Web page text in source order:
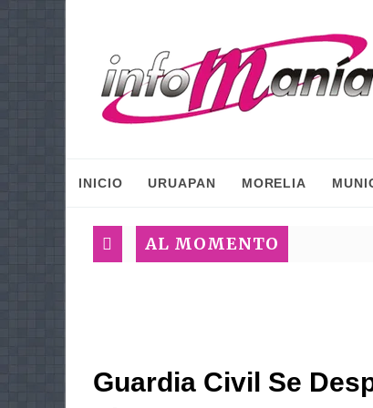
INICIO URUAPAN MORELIA
AL MOMENTO
Guardia Civil Se